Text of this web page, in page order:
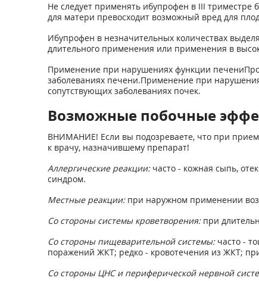
Не следует применять ибупрофен в III триместре
для матери превосходит возможный вред для
Ибупрофен в незначительных количествах
длительного применения или применения в
Применение при нарушениях функции
заболеваниях печени.Применение при
сопутствующих заболеваниях почек.
Возможные побочные
ВНИМАНИЕ! Если вы подозреваете, что при
к врачу, назначившему препарат!
Аллергические реакции:часто - кожная сыпь,
синдром.
Местные реакции:при наружном применении
Со стороны системы кроветворения:при
Со стороны пищеварительной системы:часто -
поражений ЖКТ; редко - кровотечения из ЖКТ;
Со стороны ЦНС и периферической нервной